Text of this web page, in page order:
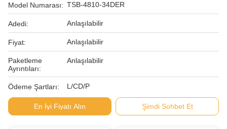
Model Numarası: TSB-4810-34DER
Adedi: Anlaşılabilir
Fiyat: Anlaşılabilir
Paketleme
Ayrıntıları:
Anlaşılabilir
Ödeme Şartları: L/CD/P
En İyi Fiyatı Alın Şimdi Sohbet Et